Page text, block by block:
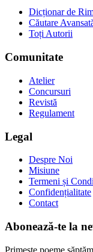
Dicționar de
Căutare
Toți Autorii
Comunitate
Atelier
Concursuri
Revistă
Regulament
Legal
Despre Noi
Misiune
Termeni și
Confidențialitate
Contact
Abonează-te la
Primește poeme